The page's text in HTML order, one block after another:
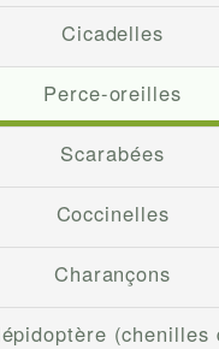
Cicadelles
Perce-oreilles
Scarabées
Coccinelles
Charançons
(chenilles